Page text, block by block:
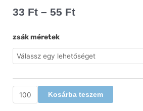
33 Ft – 55 FtÁrtartomány:
55 Ft
zsák méretek
Simítózáras
tasak
mennyiség
Kosárba teszem